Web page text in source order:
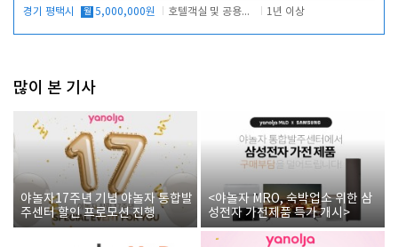
경기 평택시 월 5,000,000원 호텔객실 및 공용시설 청소 관리 1년 이상
많이 본 기사
야놀자17주년 기념 야놀자 통합발
주센터 할인 프로모션 진행
<야놀자 MRO, 숙박업소 위한 삼
성전자 가전제품 특가 개시>